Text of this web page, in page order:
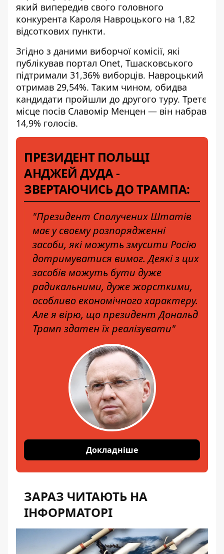
який випередив свого головного
конкурента Кароля Навроцького на 1,82
відсоткових пункти.
Згідно з даними виборчої комісії, які
публікував портал Onet, Тшасковського
підтримали 31,36% виборців. Навроцький
отримав 29,54%. Таким чином, обидва
кандидати пройшли до другого туру. Третє
місце посів Славомір Менцен — він набрав
14,9% голосів.
ПРЕЗИДЕНТ ПОЛЬЩІ
АНДЖЕЙ ДУДА -
ЗВЕРТАЮЧИСЬ ДО ТРАМПА:
"Президент Сполучених Штатів
має у своєму розпорядженні
засоби, які можуть змусити Росію
дотримуватися вимог. Деякі з цих
засобів можуть бути дуже
радикальними, дуже жорсткими,
особливо економічного характеру.
Але я вірю, що президент Дональд
Трамп здатен їх реалізувати"
Докладніше
ЗАРАЗ ЧИТАЮТЬ НА
ІНФОРМАТОРІ